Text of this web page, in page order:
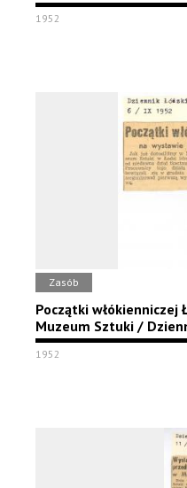
1952
Zasób
Początki
Muzeum Sztuki /
1952